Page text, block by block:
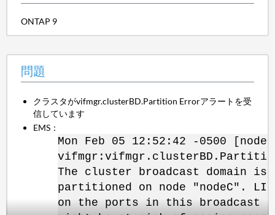
ONTAP 9
問題
クラスタがvifmgr.clusterBD.Partition Errorアラートを受
信しています
EMS：
Mon Feb 05 12:52:42 -0500
The cluster broadcast domain is
partitioned on node "nodeC".
on the ports in this broadcast